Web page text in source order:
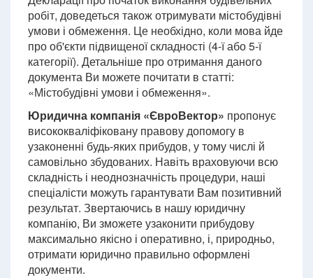
робіт, доведеться також отримувати містобудівні
умови і обмеження. Це необхідно, коли мова йде
про об'єкти підвищеної складності (4-ї або 5-ї
категорії). Детальніше про отримання даного
документа Ви можете почитати в статті:
«Містобудівні умови і обмеження».
Юридична компанія «ЄвроВектор» пропонує
висококваліфіковану правову допомогу в
узаконенні будь-яких прибудов, у тому числі й
самовільно збудованих. Навіть враховуючи всю
складність і неоднозначність процедури, наші
спеціалісти можуть гарантувати Вам позитивний
результат. Звертаючись в нашу юридичну
компанію, Ви зможете узаконити прибудову
максимально якісно і оперативно, і, природньо,
отримати юридично правильно оформлені
документи.